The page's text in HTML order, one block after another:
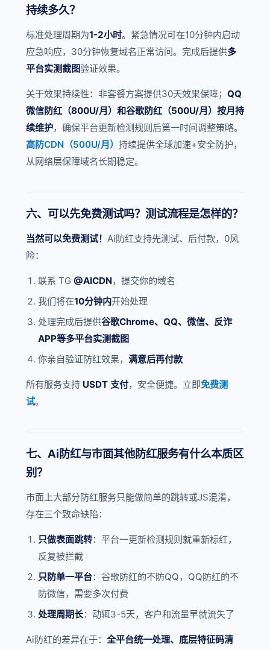
持续多久？
标准处理周期为1-2小时。紧急情况可在10分钟内启动
应急响应，30分钟恢复域名正常访问。完成后提供多
平台实测截图验证效果。
关于效果持续性：非套餐方案提供30天效果保障； QQ
微信防红（800U/月）和谷歌防红（500U/月）按月持
续维护，确保平台更新检测规则后第一时间调整策略。
高防CDN（500U/月） 持续提供全球加速+安全防护，
从网络层保障域名长期稳定。
六、可以先免费测试吗？测试流程是怎样的？
当然可以免费测试！ Ai防红支持先测试、后付款，0风
险：
联系 TG @AICDN，提交你的域名
我们将在10分钟内开始处理
处理完成后提供谷歌Chrome、QQ、微信、反诈
APP等多平台实测截图
你亲自验证防红效果， 满意后再付款
所有服务支持 USDT 支付，安全便捷。立即免费测
试。
七、Ai防红与市面其他防红服务有什么本质区
别？
市面上大部分防红服务只能做简单的跳转或JS混淆，
存在三个致命缺陷：
只做表面跳转：平台一更新检测规则就重新标红，
反复被拦截
只防单一平台：谷歌防红的不防QQ，QQ防红的不
防微信，需要多次付费
处理周期长：动辄3-5天，客户和流量早就流失了
Ai防红的差异在于： 全平台统一处理、底层特征码清